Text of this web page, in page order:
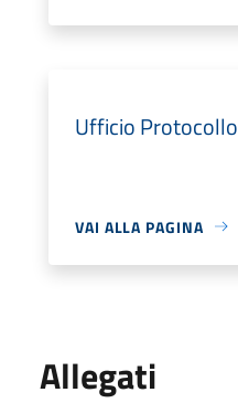
Ufficio Protocollo
VAI ALLA PAGINA
Allegati